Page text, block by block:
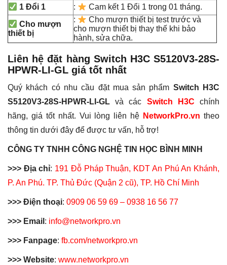
1 Đổi 1
:
Cam kết 1 Đổi 1 trong 01 tháng.
Cho mượn
thiết bị
:
Cho mượn thiết bị test trước và
cho mượn thiết bị thay thế khi bảo
hành, sửa chữa.
Liên hệ đặt hàng Switch H3C S5120V3-28S-
HPWR-LI-GL giá tốt nhất
Quý khách có nhu cầu đặt mua sản phẩm Switch H3C
S5120V3-28S-HPWR-LI-GL và các Switch H3Cchính
hãng, giá tốt nhất. Vui lòng liên hệ NetworkPro.vn theo
thông tin dưới đây để được tư vấn, hỗ trợ!
CÔNG TY TNHH CÔNG NGHỆ TIN HỌC BÌNH MINH
>>> Địa chỉ: 191 Đỗ Pháp Thuận, KDT An Phú An Khánh,
P. An Phú. TP. Thủ Đức (Quận 2 cũ), TP. Hồ Chí Minh
>>> Điện thoại: 0909 06 59 69 – 0938 16 56 77
>>> Email : info@networkpro.vn
>>> Fanpage: fb.com/networkpro.vn
>>> Website: www.networkpro.vn